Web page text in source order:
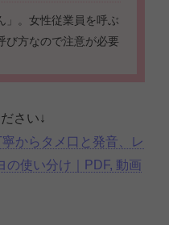
」。女性従業員を呼ぶ
び方なので注意が必要
さい↓
からタメ口と発音、レ
の使い分け｜PDF, 動画